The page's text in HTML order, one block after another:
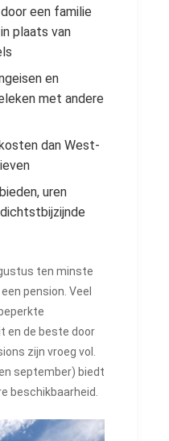
een familie
plaats van
en
met andere
dan West-
uren
ten minste
pension. Veel
en de beste door
zijn vroeg vol.
september) biedt
beschikbaarheid.